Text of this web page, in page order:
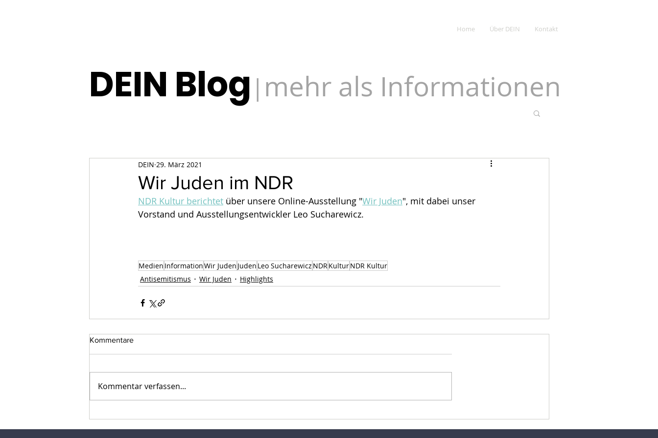
Home Über DEIN Kontakt
DEIN Blog | mehr als Informationen
Wir Juden im NDR
DEIN 29. März 2021
NDR Kultur berichtet über unsere Online-Ausstellung "Wir Juden", mit dabei unser
Vorstand und Ausstellungsentwickler Leo Sucharewicz.
Medien InformationWir Juden Juden Leo Sucharewicz NDRKulturNDR Kultur
Antisemitismus
Wir Juden Highlights
Kommentare
Kommentar verfassen...